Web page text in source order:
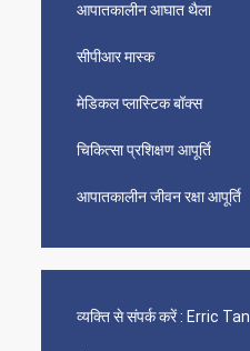
आपातकालीन आघात थैला
सीपीआर मास्क
मेडिकल प्लास्टिक बॉक्स
चिकित्सा प्रशिक्षण आपूर्ति
आपातकालीन जीवन रक्षा आपूर्ति
व्यक्ति से संपर्क करें : Erric Tan